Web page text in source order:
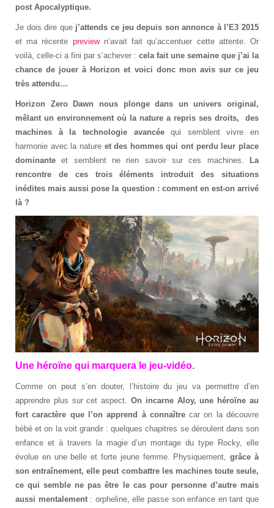
post Apocalyptique.
Je dois dire que j’attends ce jeu depuis son annonce à l’E3 2015
et ma récente preview n’avait fait qu’accentuer cette attente. Or
voilà, celle-ci a fini par s’achever : cela fait une semaine que j’ai la
chance de jouer à Horizon et voici donc mon avis sur ce jeu
très attendu…
Horizon Zero Dawn nous plonge dans un univers original,
mêlant un environnement où la nature a repris ses droits, des
machines à la technologie avancéequi semblent vivre en
harmonie avec la nature et des hommes qui ont perdu leur place
dominante et semblent ne rien savoir sur ces machines. La
rencontre de ces trois éléments introduit des situations
inédites mais aussi pose la question : comment en est-on arrivé
là ?
Une héroïne qui marquera le jeu-vidéo.
Comme on peut s’en douter, l’histoire du jeu va permettre d’en
apprendre plus sur cet aspect. On incarne Aloy, une héroïne au
fort caractère que l’on apprend à connaîtrecar on la découvre
bébé et on la voit grandir : quelques chapitres se déroulent dans son
enfance et à travers la magie d’un montage du type Rocky, elle
évolue en une belle et forte jeune femme. Physiquement,grâce à
son entraînement, elle peut combattre les machines toute seule,
ce qui semble ne pas être le cas pour personne d’autre mais
aussi mentalement: orpheline, elle passe son enfance en tant que